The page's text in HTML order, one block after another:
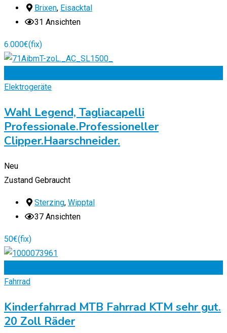
Brixen, Eisacktal
31 Ansichten
6.000€(fix)
Elektrogeräte
Wahl Legend, Tagliacapelli
Professionale.Professioneller
Clipper.Haarschneider.
Neu
Zustand Gebraucht
Sterzing, Wipptal
37 Ansichten
50€(fix)
Fahrrad
Kinderfahrrad MTB Fahrrad KTM sehr gut.
20 Zoll Räder